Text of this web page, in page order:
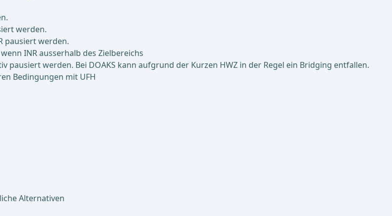
werden.
pausiert werden.
INR ausserhalb des Zielbereichs
pausiert werden. Bei DOAKS kann aufgrund der Kurzen HWZ in der Regel ein Bridging entfallen.
Bedingungen mit UFH
Alternativen